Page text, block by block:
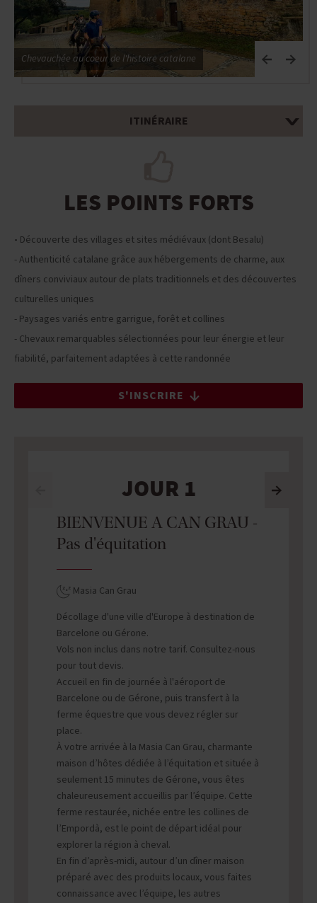
Chevauchée au coeur de l'histoire catalane
ITINÉRAIRE
LES POINTS FORTS
- Découverte des villages et sites médiévaux (dont Besalu)
- Authenticité catalane grâce aux hébergements de charme, aux
dîners conviviaux autour de plats traditionnels et des découvertes
culturelles uniques
- Paysages variés entre garrigue, forêt et collines
- Chevaux remarquables sélectionnées pour leur énergie et leur
fiabilité, parfaitement adaptées à cette randonnée
S'INSCRIRE
JOUR 1
BIENVENUE A CAN GRAU -
Pas d'équitation
Masia Can Grau
Décollage d'une ville d'Europe à destination de
Barcelone ou Gérone.
Vols non inclus dans notre tarif. Consultez-nous
pour tout devis.
Accueil en fin de journée à l'aéroport de
Barcelone ou de Gérone, puis transfert à la
ferme équestre que vous devez régler sur
place.
À votre arrivée à la Masia Can Grau, charmante
maison d’hôtes dédiée à l’équitation et située à
seulement 15 minutes de Gérone, vous êtes
chaleureusement accueillis par l’équipe. Cette
ferme restaurée, nichée entre les collines de
l’Empordà, est le point de départ idéal pour
explorer la région à cheval.
En fin d’après-midi, autour d’un dîner maison
préparé avec des produits locaux, vous faites
connaissance avec l’équipe, les autres